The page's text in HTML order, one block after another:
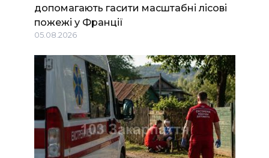
допомагають гасити масштабні лісові
пожежі у Франції
05.08.2026